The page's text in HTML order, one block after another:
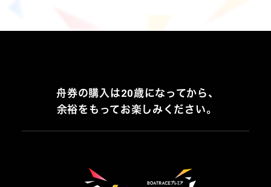
舟券の購入は20歳になってから、
余裕をもってお楽しみください。